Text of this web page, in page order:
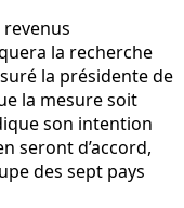
la recherche
la présidente de
la mesure soit
son intention
seront d’accord,
des sept pays